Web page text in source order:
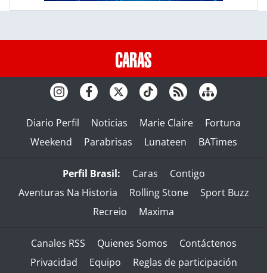
Diario Perfil Noticias Marie Claire
Fortuna
Weekend
Parabrisas Lunateen BATimes
Perfil Brasil: Caras
Contigo
Aventuras Na Historia
Rolling Stone
Sport Buzz
Recreio
Maxima
Canales RSS Quienes Somos
Contáctenos
Privacidad
Equipo Reglas de participación